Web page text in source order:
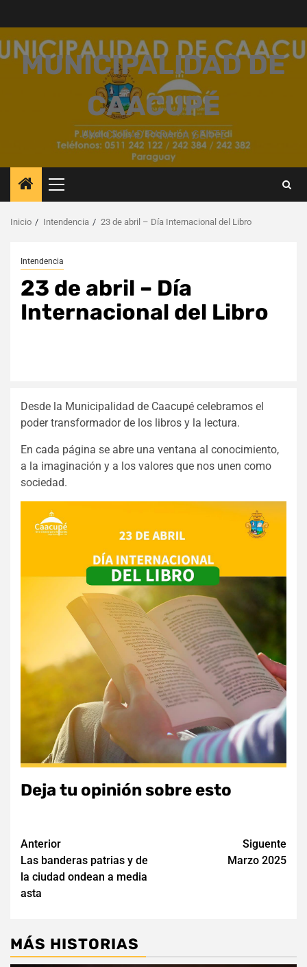
contenido
MUNICIPALIDAD DE
CAACUPÉ
UNA CIUDAD PARA LA GENTE
Menú
principal
Inicio Intendencia 23 de abril – Día Internacional del Libro
Intendencia
23 de abril – Día
Internacional del Libro
Desde la Municipalidad de Caacupé celebramos el
poder transformador de los libros y la lectura.
En cada página se abre una ventana al conocimiento,
a la imaginación y a los valores que nos unen como
sociedad.
Deja tu opinión sobre esto
Navegación
de
entradas
Anterior
Las banderas patrias y de
la ciudad ondean a media
asta
Siguente
Marzo 2025
MÁS HISTORIAS